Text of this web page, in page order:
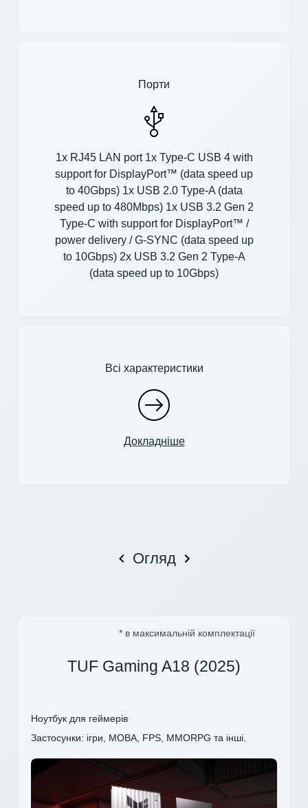
Порти
1x RJ45 LAN port 1x Type-C USB 4 with
support for DisplayPort™ (data speed up
to 40Gbps) 1x USB 2.0 Type-A (data
speed up to 480Mbps) 1x USB 3.2 Gen 2
Type-C with support for DisplayPort™ /
power delivery / G-SYNC (data speed up
to 10Gbps) 2x USB 3.2 Gen 2 Type-A
(data speed up to 10Gbps)
Всі характеристики
Докладніше
Огляд
* в максимальній комплектації
TUF Gaming A18 (2025)
Ноутбук для геймерів
Застосунки: ігри, MOBA, FPS, MMORPG та інші.